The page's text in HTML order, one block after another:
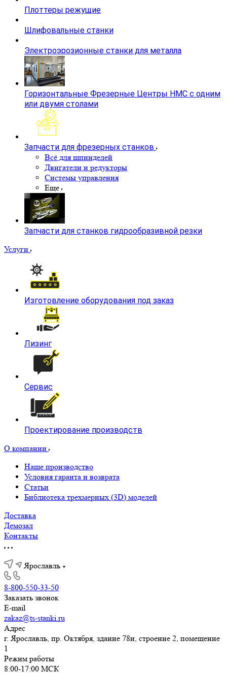
Еще
Радиальные и сверлильные станки
Плоттеры режущие
Электроэрозионные станки для металла
Горизонтальные Фрезерные Центры HMC с одним
или двумя столами
Запчасти для фрезерных станков
Всё для шпинделей
Двигатели и редукторы
Системы управления
Еще
Запчасти для станков гидрообразивной резки
Услуги
Изготовление оборудования под заказ
Лизинг
Сервис
Проектирование производств
О компании
Наше производство
Условия гаранта и возврата
Статьи
Библиотека трехмерных (3D) моделей
Доставка
Демозал
Контакты